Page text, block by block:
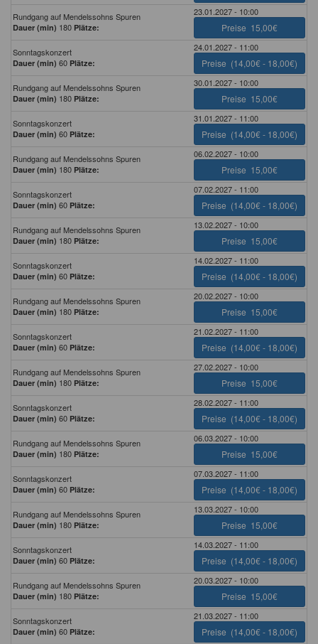
Rundgang auf Mendelssohns Spuren
Dauer (min) 180 Plätze:
23.01.2027 - 10:00
Preise 15,00€
Sonntagskonzert
Dauer (min) 60 Plätze:
24.01.2027 - 11:00
Preise (14,00€ - 18,00€)
Rundgang auf Mendelssohns Spuren
Dauer (min) 180 Plätze:
30.01.2027 - 10:00
Preise 15,00€
Sonntagskonzert
Dauer (min) 60 Plätze:
31.01.2027 - 11:00
Preise (14,00€ - 18,00€)
Rundgang auf Mendelssohns Spuren
Dauer (min) 180 Plätze:
06.02.2027 - 10:00
Preise 15,00€
Sonntagskonzert
Dauer (min) 60 Plätze:
07.02.2027 - 11:00
Preise (14,00€ - 18,00€)
Rundgang auf Mendelssohns Spuren
Dauer (min) 180 Plätze:
13.02.2027 - 10:00
Preise 15,00€
Sonntagskonzert
Dauer (min) 60 Plätze:
14.02.2027 - 11:00
Preise (14,00€ - 18,00€)
Rundgang auf Mendelssohns Spuren
Dauer (min) 180 Plätze:
20.02.2027 - 10:00
Preise 15,00€
Sonntagskonzert
Dauer (min) 60 Plätze:
21.02.2027 - 11:00
Preise (14,00€ - 18,00€)
Rundgang auf Mendelssohns Spuren
Dauer (min) 180 Plätze:
27.02.2027 - 10:00
Preise 15,00€
Sonntagskonzert
Dauer (min) 60 Plätze:
28.02.2027 - 11:00
Preise (14,00€ - 18,00€)
Rundgang auf Mendelssohns Spuren
Dauer (min) 180 Plätze:
06.03.2027 - 10:00
Preise 15,00€
Sonntagskonzert
Dauer (min) 60 Plätze:
07.03.2027 - 11:00
Preise (14,00€ - 18,00€)
Rundgang auf Mendelssohns Spuren
Dauer (min) 180 Plätze:
13.03.2027 - 10:00
Preise 15,00€
Sonntagskonzert
Dauer (min) 60 Plätze:
14.03.2027 - 11:00
Preise (14,00€ - 18,00€)
Rundgang auf Mendelssohns Spuren
Dauer (min) 180 Plätze:
20.03.2027 - 10:00
Preise 15,00€
Sonntagskonzert
Dauer (min) 60 Plätze:
21.03.2027 - 11:00
Preise (14,00€ - 18,00€)